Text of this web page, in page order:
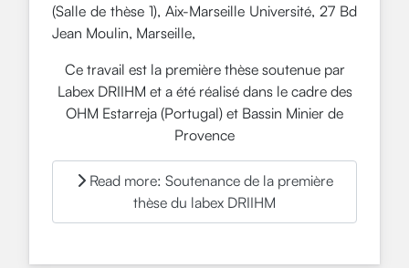
(Salle de thèse 1), Aix-Marseille Université, 27 Bd
Jean Moulin, Marseille,
Ce travail est la première thèse soutenue par
Labex DRIIHM et a été réalisé dans le cadre des
OHM Estarreja (Portugal) et Bassin Minier de
Provence
Read more: Soutenance de la première
thèse du labex DRIIHM